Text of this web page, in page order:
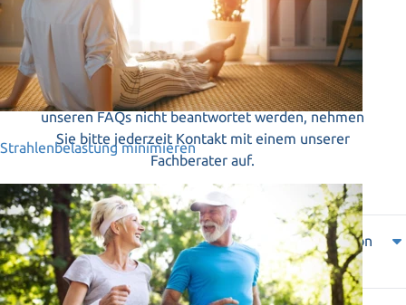
Strahlenbelastung minimieren
FAQs
Gern beantworten wir Ihre Fragen rund um das
Thema Energieplatte BRIGHT. Sollte Ihre Frage in
unseren FAQs nicht beantwortet werden, nehmen
Sie bitte jederzeit Kontakt mit einem unserer
Fachberater auf.
Soll die BRIGHT ausschließlich in der sitzenden Position
angewendet werden?
Die BRIGHT kann außer in der
sitzenden